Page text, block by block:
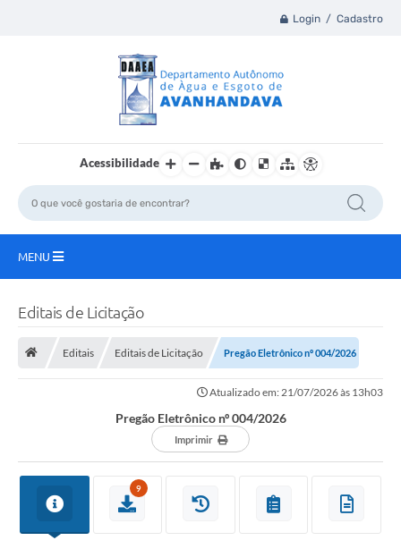
Login / Cadastro
Acessibilidade
MENU
Utilidade Pública
Editais de Licitação
Editais Editais de Licitação Pregão Eletrônico nº 004/2026
Atualizado em: 21/07/2026 às 13h03
Pregão Eletrônico nº 004/2026
Imprimir
9